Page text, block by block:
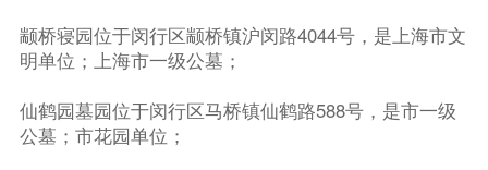
颛桥寝园位于闵行区颛桥镇沪闵路4044号，是上海市文
明单位；上海市一级公墓；
仙鹤园墓园位于闵行区马桥镇仙鹤路588号，是市一级
公墓；市花园单位；